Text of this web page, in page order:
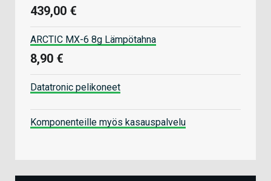
439,00 €
ARCTIC MX-6 8g Lämpötahna
8,90 €
Datatronic pelikoneet
Komponenteille myös kasauspalvelu